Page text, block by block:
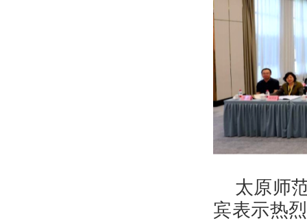
太原师
宾表示热